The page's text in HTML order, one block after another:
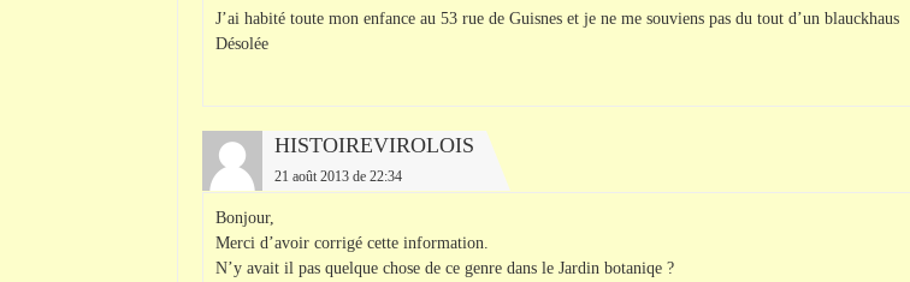
J’ai habité toute mon enfance au 53 rue de Guisnes et je ne me souviens pas du tout d’un blauckhaus
Désolée
HISTOIREVIROLOIS
21 août 2013 de 22:34
Bonjour,
Merci d’avoir corrigé cette information.
N’y avait il pas quelque chose de ce genre dans le Jardin botaniqe ?